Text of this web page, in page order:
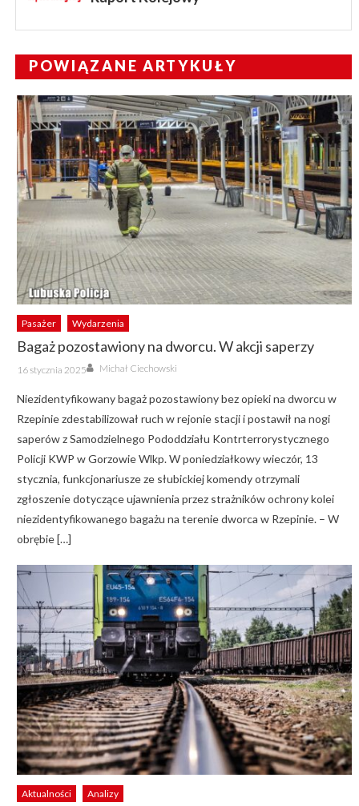
POWIĄZANE ARTYKUŁY
Pasażer Wydarzenia
Bagaż pozostawiony na dworcu. W akcji saperzy
Posted
on
16 stycznia 2025 Author
Michał Ciechowski
Niezidentyfikowany bagaż pozostawiony bez opieki na dworcu w
Rzepinie zdestabilizował ruch w rejonie stacji i postawił na nogi
saperów z Samodzielnego Pododdziału Kontrterrorystycznego
Policji KWP w Gorzowie Wlkp. W poniedziałkowy wieczór, 13
stycznia, funkcjonariusze ze słubickiej komendy otrzymali
zgłoszenie dotyczące ujawnienia przez strażników ochrony kolei
niezidentyfikowanego bagażu na terenie dworca w Rzepinie. – W
obrębie […]
Aktualności Analizy